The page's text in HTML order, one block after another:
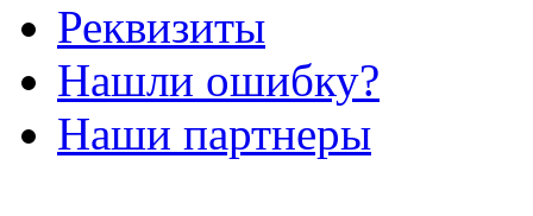
Реквизиты
Нашли ошибку?
Наши партнеры